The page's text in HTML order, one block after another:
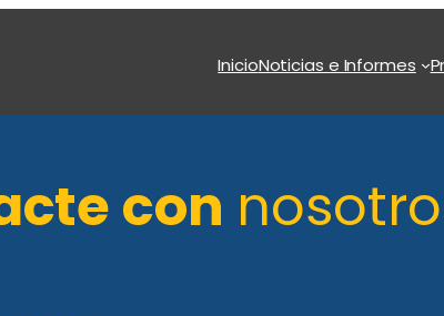
InicioNoticias e Informes
con